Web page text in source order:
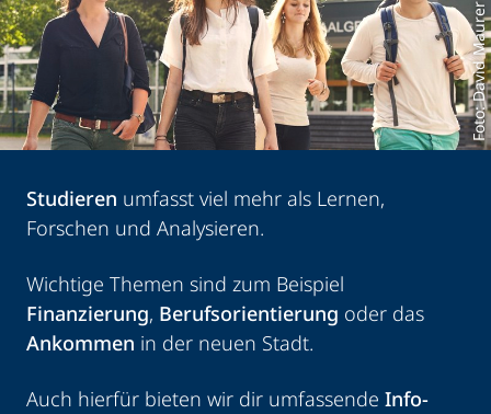
Studieren umfasst viel mehr als Lernen,
Forschen und Analysieren.
Wichtige Themen sind zum Beispiel
Finanzierung, Berufsorientierung oder das
Ankommen in der neuen Stadt.
Auch hierfür bieten wir dir umfassende Info-
Foto: David Maurer